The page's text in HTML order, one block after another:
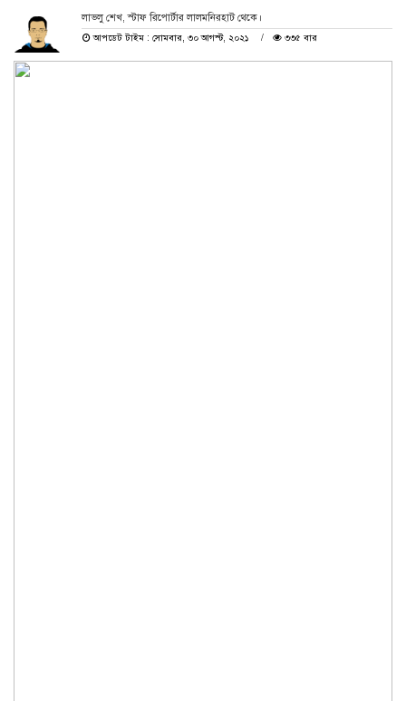
লাভলু শেখ, স্টাফ রিপোর্টার লালমনিরহাট থেকে।
আপডেট টাইম : সোমবার, ৩০ আগস্ট, ২০২১
৩৩৫ বার